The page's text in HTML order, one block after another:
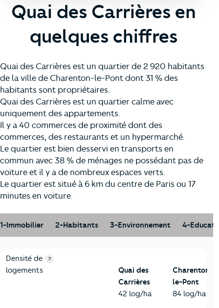
Quai des Carrières en
quelques chiffres
Quai des Carrières est un quartier de 2 920 habitants
de la ville de Charenton-le-Pont dont 31 % des
habitants sont propriétaires.
Quai des Carrières est un quartier calme avec
uniquement des appartements.
Il y a 40 commerces de proximité dont des
commerces, des restaurants et un hypermarché.
Le quartier est bien desservi en transports en
commun avec 38 % de ménages ne possédant pas de
voiture et il y a de nombreux espaces verts.
Le quartier est situé à 6 km du centre de Paris ou 17
minutes en voiture.
1-Immobilier 2-Habitants 3-Environnement 4-
1-Immobilier
Critères Quai des Carrières
Densité de
logements
?
Quai des
Carrières
42 log/ha
Charenton-
le-Pont
84 log/ha